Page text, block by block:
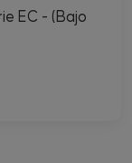
EC - (Bajo